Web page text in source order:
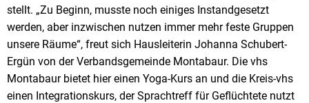
stellt. „Zu Beginn, musste noch einiges Instandgesetzt
werden, aber inzwischen nutzen immer mehr feste Gruppen
unsere Räume“, freut sich Hausleiterin Johanna Schubert-
Ergün von der Verbandsgemeinde Montabaur. Die vhs
Montabaur bietet hier einen Yoga-Kurs an und die Kreis-vhs
einen Integrationskurs, der Sprachtreff für Geflüchtete nutzt